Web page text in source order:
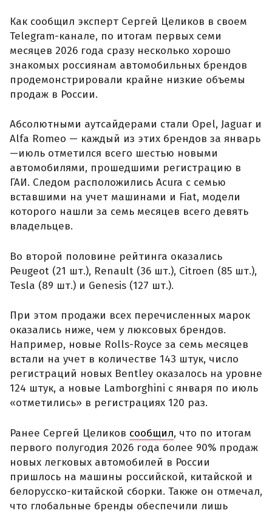
Как сообщил эксперт Сергей Целиков в своем
Telegram-канале, по итогам первых семи
месяцев 2026 года сразу несколько хорошо
знакомых россиянам автомобильных брендов
продемонстрировали крайне низкие объемы
продаж в России.
Абсолютными аутсайдерами стали Opel, Jaguar и
Alfa Romeo — каждый из этих брендов за январь
—июль отметился всего шестью новыми
автомобилями, прошедшими регистрацию в
ГАИ. Следом расположились Acura с семью
вставшими на учет машинами и Fiat, модели
которого нашли за семь месяцев всего девять
владельцев.
Во второй половине рейтинга оказались
Peugeot (21 шт.), Renault (36 шт.), Citroen (85 шт.),
Tesla (89 шт.) и Genesis (127 шт.).
При этом продажи всех перечисленных марок
оказались ниже, чем у люксовых брендов.
Например, новые Rolls-Royce за семь месяцев
встали на учет в количестве 143 штук, число
регистраций новых Bentley оказалось на уровне
124 штук, а новые Lamborghini с января по июль
«отметились» в регистрациях 120 раз.
Ранее Сергей Целиков сообщил, что по итогам
первого полугодия 2026 года более 90% продаж
новых легковых автомобилей в России
пришлось на машины российской, китайской и
белорусско-китайской сборки. Также он отмечал,
что глобальные бренды обеспечили лишь